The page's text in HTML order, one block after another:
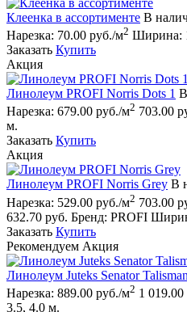
Клеенка в ассортименте В
Нарезка: 70.00 руб./м2 Ширина:
Заказать Купить
Акция
Линолеум PROFI Norris Dots 1
Нарезка: 679.00 руб./м2 703.00
м.
Заказать Купить
Акция
Линолеум PROFI Norris Grey В
Нарезка: 529.00 руб./м2 703.00
632.70 руб. Бренд: PROFI
Заказать Купить
Рекомендуем Акция
Линолеум Juteks Senator
Нарезка: 889.00 руб./м2 1 019.00
3.5, 4.0 м.